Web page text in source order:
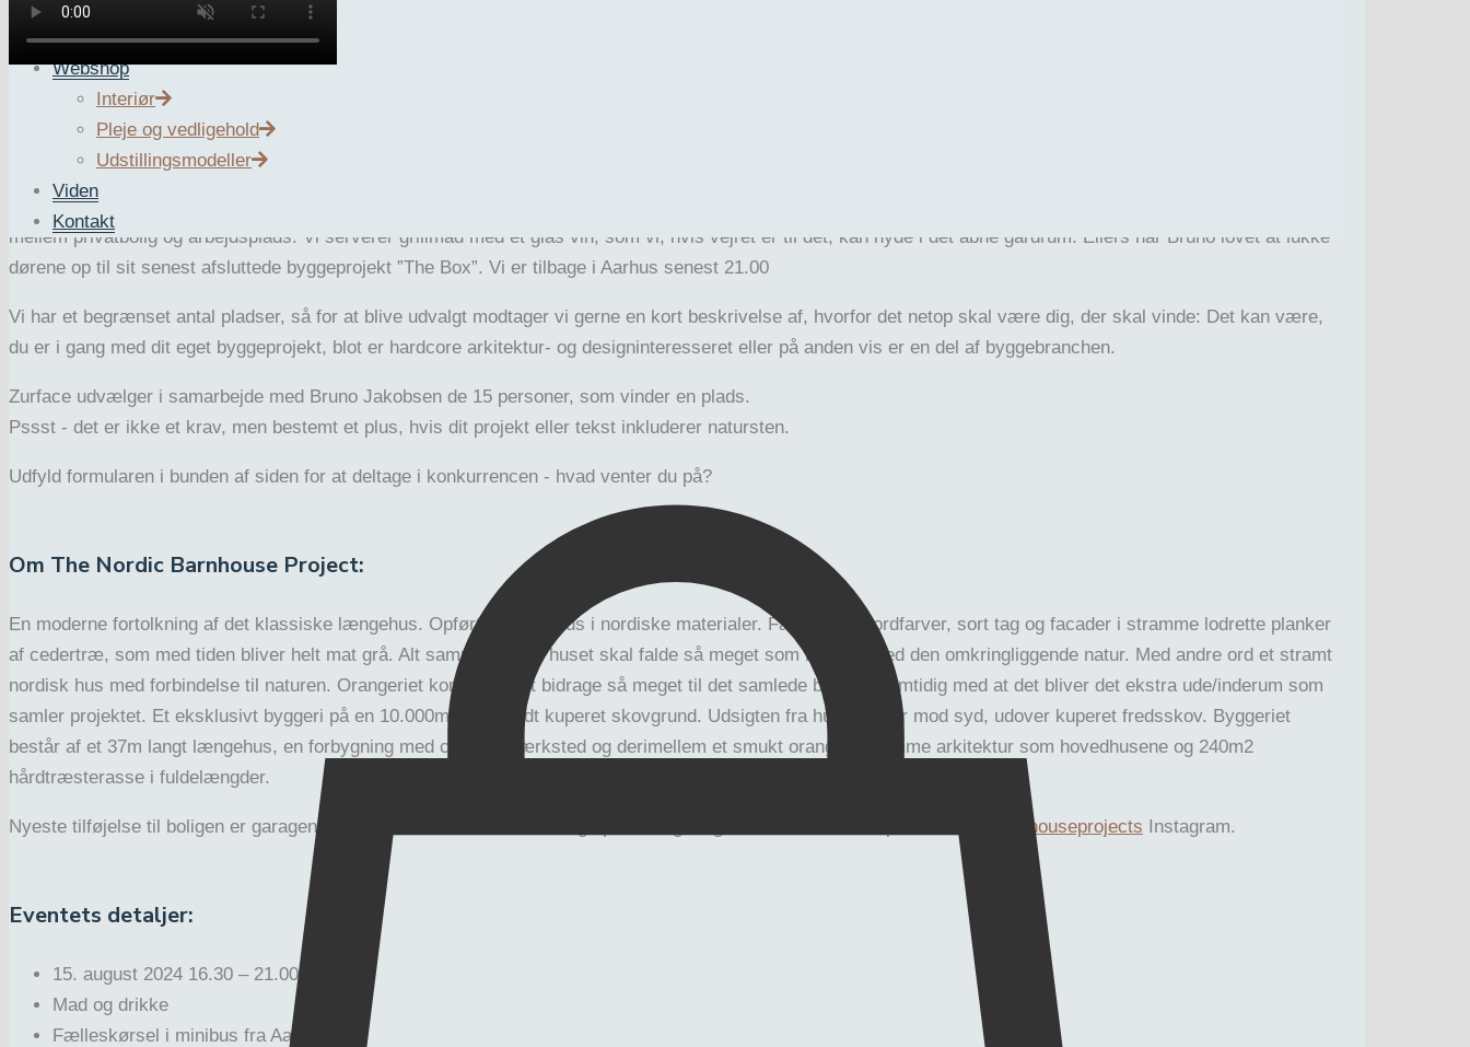
Tidligere projekter
Søg natursten
Webshop
Interiør
Pleje og vedligehold
Udstillingsmodeller
Viden
Kontakt
Du kan vinde et eksklusivt besøg hos Bruno Jakobsen d. 15. august 2024.
Turen starter i Aarhus med opsamling ved Musikhuset på Valdemars Allé i centrum kl. 16.30.
Når vi ankommer til The Nordic Barnhouse vil Bruno Jakobsen fortælle om sine overvejelser omkring materialevalg, rumplan, udvidelser og spændingsfeltet
mellem privatbolig og arbejdsplads. Vi serverer grillmad med et glas vin, som vi, hvis vejret er til det, kan nyde i det åbne gårdrum. Ellers har Bruno lovet at lukke
dørene op til sit senest afsluttede byggeprojekt ”The Box”. Vi er tilbage i Aarhus senest 21.00
Vi har et begrænset antal pladser, så for at blive udvalgt modtager vi gerne en kort beskrivelse af, hvorfor det netop skal være dig, der skal vinde: Det kan være,
du er i gang med dit eget byggeprojekt, blot er hardcore arkitektur- og designinteresseret eller på anden vis er en del af byggebranchen.
Zurface udvælger i samarbejde med Bruno Jakobsen de 15 personer, som vinder en plads.
Pssst - det er ikke et krav, men bestemt et plus, hvis dit projekt eller tekst inkluderer natursten.
Udfyld formularen i bunden af siden for at deltage i konkurrencen - hvad venter du på?
Om The Nordic Barnhouse Project:
En moderne fortolkning af det klassiske længehus. Opført som træhus i nordiske materialer. Farverne er jordfarver, sort tag og facader i stramme lodrette planker
af cedertræ, som med tiden bliver helt mat grå. Alt sammen for at huset skal falde så meget som muligt i med den omkringliggende natur. Med andre ord et stramt
nordisk hus med forbindelse til naturen. Orangeriet kommer til at bidrage så meget til det samlede byggeri samtidig med at det bliver det ekstra ude/inderum som
samler projektet. Et eksklusivt byggeri på en 10.000m2 sydvendt kuperet skovgrund. Udsigten fra huset bliver mod syd, udover kuperet fredsskov. Byggeriet
består af et 37m langt længehus, en forbygning med carport, værksted og derimellem et smukt orangeri i samme arkitektur som hovedhusene og 240m2
hårdtræsterasse i fuldelængder.
Nyeste tilføjelse til boligen er garagen Thebarnhousebox. Du kan smage på den og meget mere allerede nu på Thenordicbarnhouseprojects Instagram.
Eventets detaljer:
15. august 2024 16.30 – 21.00
Mad og drikke
Fælleskørsel i minibus fra Aarhus